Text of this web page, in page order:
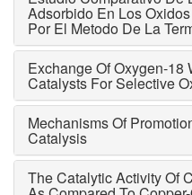
Adsorbido En Los
Por El Metodo De La
Exchange Of Oxygen-18
Catalysts For Selective
Mechanisms Of
Catalysis
The Catalytic Activity Of